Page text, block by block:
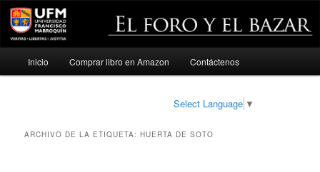
Ir
Ir
Inicio Comprar libro en Amazon Contáctenos
Select Language ▼
ARCHIVO DE LA ETIQUETA:HUERTA DE SOTO